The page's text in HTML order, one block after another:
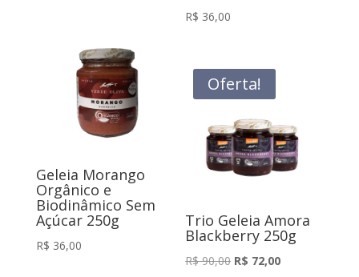
R$ 36,00
Geleia Morango
Orgânico e
Biodinâmico Sem
Açúcar 250g
R$ 36,00
Oferta!
Trio Geleia Amora
Blackberry 250g
R$90,00 O
R$ 72,00O